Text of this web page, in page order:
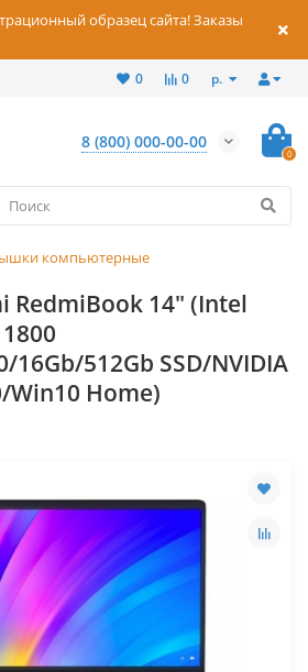
образец сайта! Заказы
р.
0
0
8 (800) 000-00-00
0
компьютерные
RedmiBook 14" (Intel
16Gb/512Gb SSD/NVIDIA
Win10 Home)